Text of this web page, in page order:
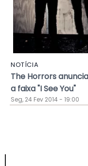
NOTÍCIA
The Horrors
a faixa "I See You"
Seg, 24 Fev 2014 - 19:00